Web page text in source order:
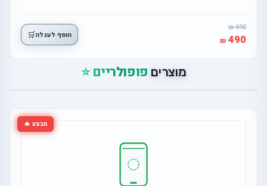
590
490 הוסף לעגלה🛒
מוצרים פופולריים ⭐
מבצע 🔥